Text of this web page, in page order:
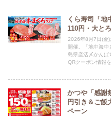
くら寿司「地
110円・大と
2026年8月7日(金)
開催。「地中海中
島県産活〆かんぱ
QRクーポン情報
かつや「感謝
円引き＆ご
ペーン